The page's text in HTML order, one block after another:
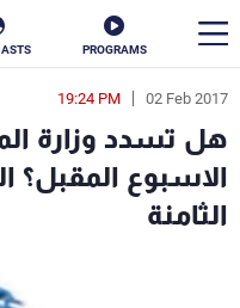
PROGRAMS
02 Feb 2017
19:24 PM
هل تسدد وزارة
الاسبوع المقبل؟
الثامنة
en
الأخبار
سياسة